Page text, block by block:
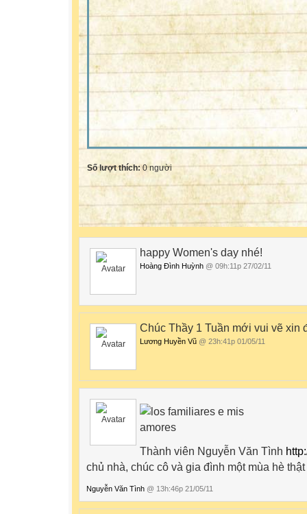
Số lượt thích:0 người
happy Women's day nhé!
Hoàng Đình Huỳnh @ 09h:11p 27/02/11
Chúc Thầy 1 Tuần mới vui vẽ xin
Lương Huyền Vũ @ 23h:41p 01/05/11
Thành viên Nguyễn Văn Tình
chủ nhà, chúc cô và gia đình một mùa hè
Nguyễn Văn Tình @ 13h:46p 21/05/11